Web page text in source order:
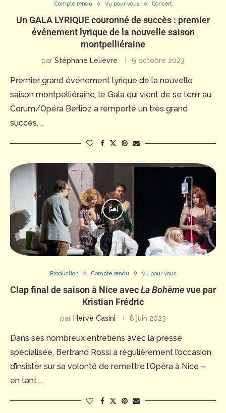
Compte rendu Vu pour vous Concert
Un GALA LYRIQUE couronné de succès : premier
événement lyrique de la nouvelle saison
montpelliéraine
par Stéphane Lelièvre 9 octobre 2023
Premier grand événement lyrique de la nouvelle
saison montpelliéraine, le Gala qui vient de se tenir au
Corum/Opéra Berlioz a remporté un très grand
succès. …
Production Compte rendu Vu pour vous
Clap final de saison à Nice avecLa Bohèmevue par
Kristian Frédric
par Hervé Casini 8 juin 2023
Dans ses nombreux entretiens avec la presse
spécialisée, Bertrand Rossi a régulièrement l’occasion
d’insister sur sa volonté de remettre l’Opéra à Nice –
en tant …